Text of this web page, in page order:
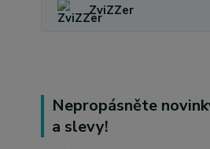
ZviZZer
Nepropásněte
a slevy!